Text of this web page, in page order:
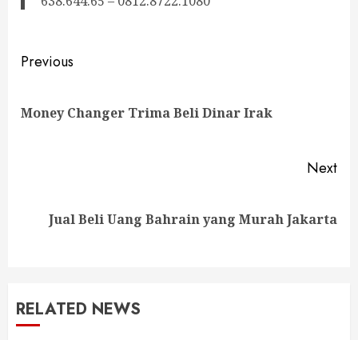
Continue
Previous
Money Changer Trima Beli Dinar Irak
Next
NextJual Beli Uang Bahrain yang Murah Jakarta
RELATED NEWS